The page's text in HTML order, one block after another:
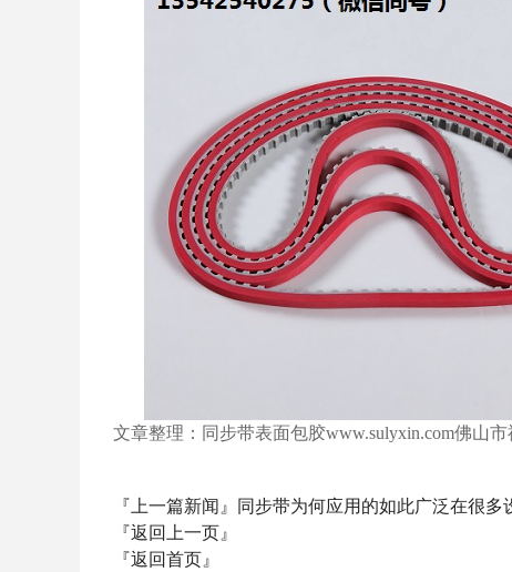
文章整理 ： 同步带表面包胶www.sulyxin.com佛山市
『上一篇新闻』 同步带为何应用的如此广泛在很多
『返回上一页』
『返回首页』